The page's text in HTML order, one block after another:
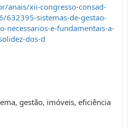
anais/xii-congresso-consad-
632395-sistemas-de-gestao-
necessarios-e-fundamentais-a-
dos-d
gestão, imóveis, eficiência